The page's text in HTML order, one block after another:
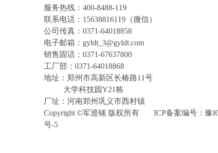
服务热线：400-8488-119
联系电话：15638816119（微信）
公司传真：0371-64018858
电子邮箱：gyldt_3@gyldt.com
销售固话：0371-67637800
工厂部：0371-64018868
地址：郑州市高新区长椿路11号
大学科技园Y21栋
厂址：河南郑州巩义市西村镇
Copyright©军巡铺版权所有
ICP备案编号： 豫
号-5